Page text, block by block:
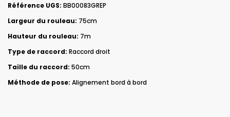
Référence UGS: BB00083GREP
Largeur du rouleau: 75cm
Hauteur du rouleau: 7m
Type de raccord: Raccord droit
Taille du raccord: 50cm
Méthode de pose: Alignement bord à bord